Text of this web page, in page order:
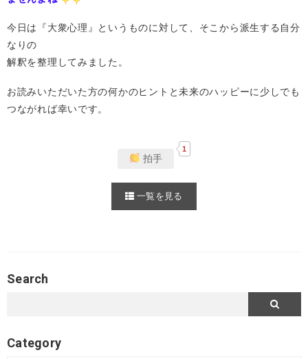
今日は『大衆心理』というものに対して、そこから派生する自分
なりの
解釈を整理してみました。
お読みいただいた方の何かのヒントと未来のハッピーに少しでも
つながれば幸いです。
拍手
1
一覧を見る
Search
Category